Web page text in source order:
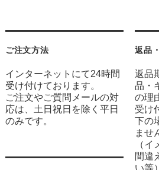
ご注文方法
インターネットにて24時間
受け付けております。
ご注文やご質問メールの対
応は、土日祝日を除く平日
のみです。
返品
返品
品・
の理
受け
下の
ませ
（
間違
い等